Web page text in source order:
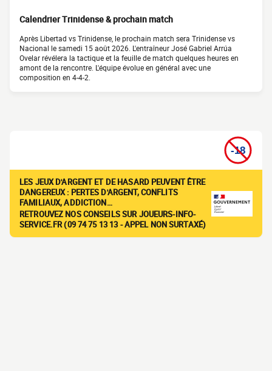
Calendrier Trinidense & prochain match
Après Libertad vs Trinidense, le prochain match sera Trinidense vs
Nacional le samedi 15 août 2026. L'entraîneur José Gabriel Arrúa
Ovelar révélera la tactique et la feuille de match quelques heures en
amont de la rencontre. L'équipe évolue en général avec une
composition en 4-4-2.
LES JEUX D'ARGENT ET DE HASARD PEUVENT ÊTRE
DANGEREUX : PERTES D'ARGENT, CONFLITS
FAMILIAUX, ADDICTION…
RETROUVEZ NOS CONSEILS SUR JOUEURS-INFO-
SERVICE.FR (09 74 75 13 13 - APPEL NON SURTAXÉ)